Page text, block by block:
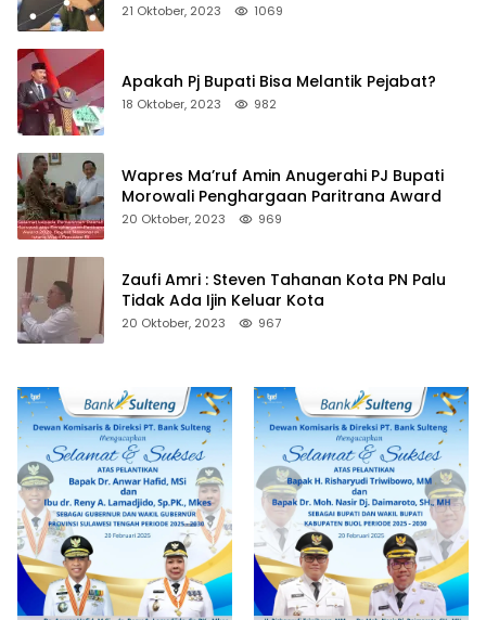
21 Oktober, 2023 1069
Apakah Pj Bupati Bisa Melantik Pejabat?
18 Oktober, 2023 982
Wapres Ma’ruf Amin Anugerahi PJ Bupati
Morowali Penghargaan Paritrana Award
20 Oktober, 2023 969
Zaufi Amri : Steven Tahanan Kota PN Palu
Tidak Ada Ijin Keluar Kota
20 Oktober, 2023 967